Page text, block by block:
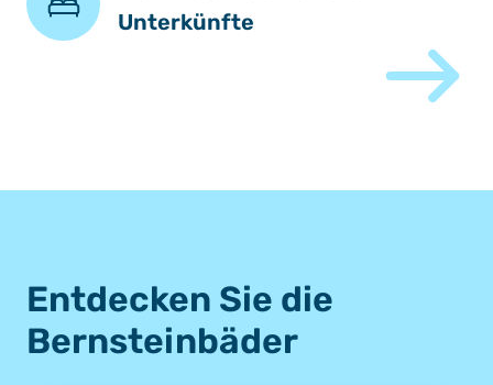
Unterkünfte
Entdecken Sie die
Bernsteinbäder